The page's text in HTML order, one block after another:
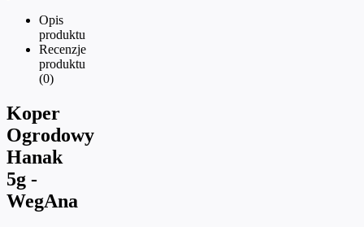
Opis
produktu
Recenzje
produktu
(0)
Koper
Ogrodowy
Hanak
5g -
WegAna